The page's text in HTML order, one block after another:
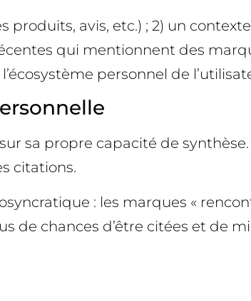
produits, avis, etc.) ; 2) un
qui mentionnent des
personnel de
sa propre capacité de
citations.
: les marques «
de chances d’être citées et de